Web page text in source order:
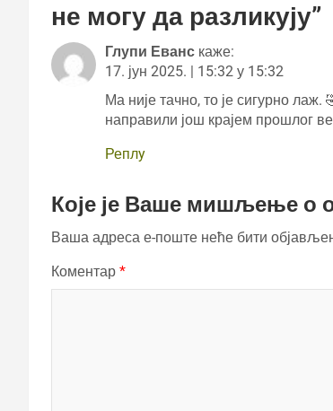
не могу да разликују”
Глупи Еванс каже:
17. јун 2025. | 15:32 у 15:32
Ма није тачно, то је сигурно
направили још крајем прошлог
Реплy
Које је Ваше мишљење о
Ваша адреса е-поште неће бити
Коментар *